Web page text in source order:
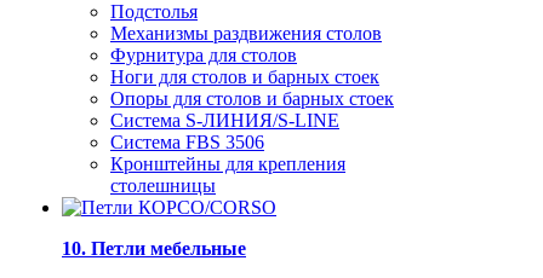
Подстолья
Механизмы раздвижения столов
Фурнитура для столов
Ноги для столов и барных стоек
Опоры для столов и барных стоек
Система S-ЛИНИЯ/S-LINE
Система FBS 3506
Кронштейны для крепления
столешницы
10. Петли мебельные